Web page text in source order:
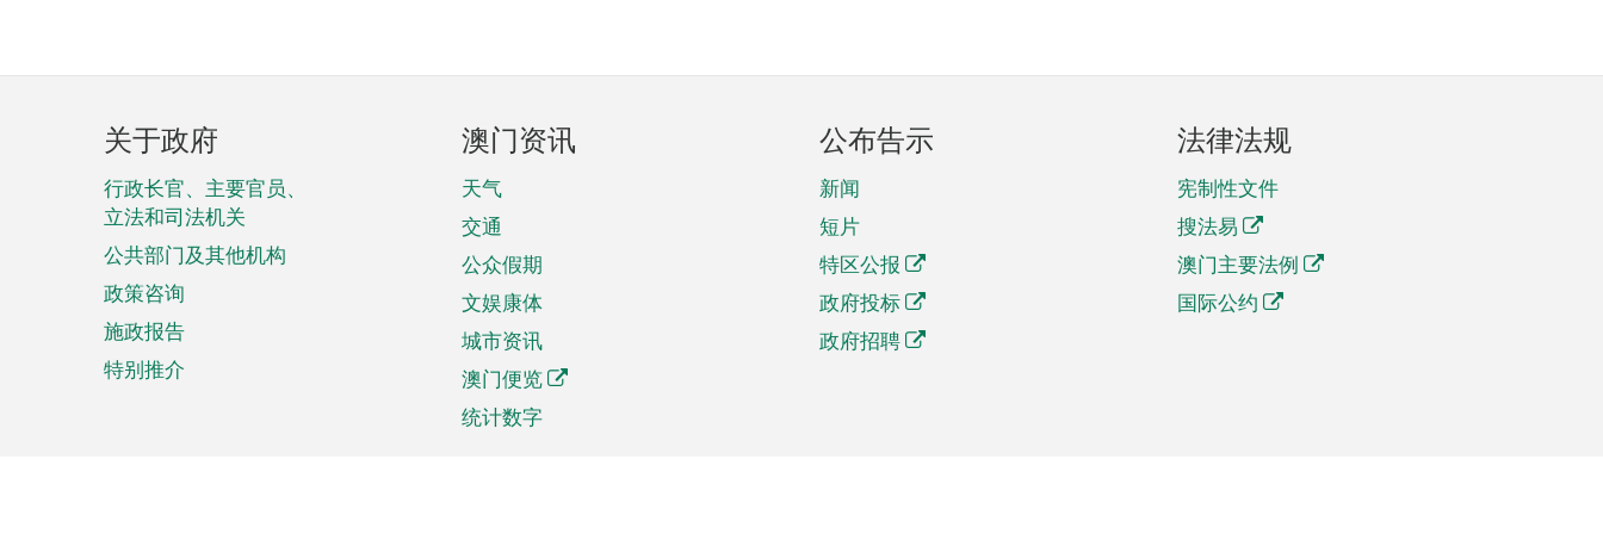
页
脚
菜
单
关于政府
行政长官、主要官员、
立法和司法机关
公共部门及其他机构
政策咨询
施政报告
特别推介
澳门资讯
天气
交通
公众假期
文娱康体
城市资讯
澳门便览
统计数字
公布告示
新闻
短片
特区公报
政府投标
政府招聘
法律法规
宪制性文件
搜法易
澳门主要法例
国际公约